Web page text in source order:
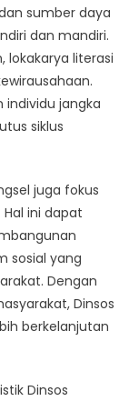
sumber daya
dan mandiri.
lokakarya literasi
jangka
siklus
juga fokus
ini dapat
sosial yang
Dengan
Dinsos
berkelanjutan
Dinsos